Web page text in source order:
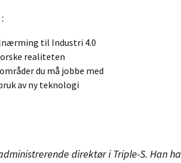
til Industri 4.0
realiteten
du må jobbe med
av ny teknologi
direktør i Triple-S. Han